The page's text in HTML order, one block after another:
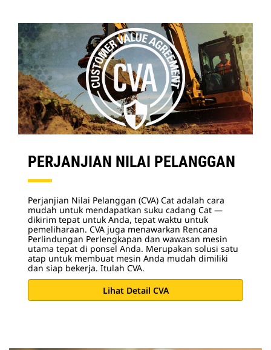
PERJANJIAN NILAI PELANGGAN
Perjanjian Nilai Pelanggan (CVA) Cat adalah cara
mudah untuk mendapatkan suku cadang Cat —
dikirim tepat untuk Anda, tepat waktu untuk
pemeliharaan. CVA juga menawarkan Rencana
Perlindungan Perlengkapan dan wawasan mesin
utama tepat di ponsel Anda. Merupakan solusi satu
atap untuk membuat mesin Anda mudah dimiliki
dan siap bekerja. Itulah CVA.
Lihat Detail CVA